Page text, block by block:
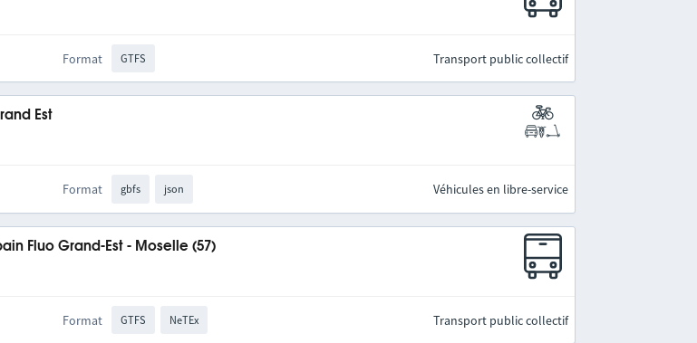
Format GTFS Transport public collectif
Est
Format gbfs json Véhicules en libre-service
Fluo Grand-Est - Moselle (57)
Format GTFS NeTEx Transport public collectif